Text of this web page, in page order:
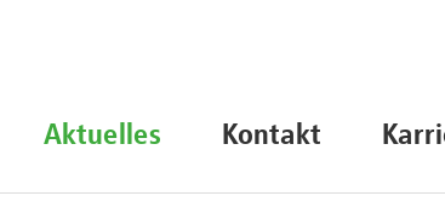
Aktuelles Kontakt